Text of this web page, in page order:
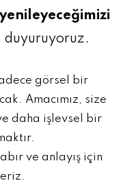
yenileyeceğimizi
duyuruyoruz.
görsel bir
Amacımız, size
daha işlevsel bir
ve anlayış için